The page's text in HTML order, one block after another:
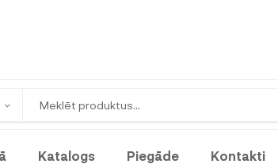
Katalogs Piegāde Kontakti